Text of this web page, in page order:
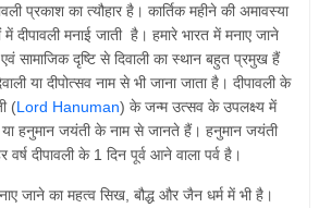
प्रकाश का त्यौहार है। कार्तिक महीने की अमावस्या
दीपावली मनाई जाती है। हमारे भारत में मनाए जाने
एवं सामाजिक दृष्टि से दिवाली का स्थान बहुत प्रमुख हैं
या दीपोत्सव नाम से भी जाना जाता है। दीपावली के
(Lord Hanuman) के जन्म उत्सव के उपलक्ष्य में
या हनुमान जयंती के नाम से जानते हैं। हनुमान जयंती
वर्ष दीपावली के 1 दिन पूर्व आने वाला पर्व है।
जाने का महत्व सिख, बौद्ध और जैन धर्म में भी है।